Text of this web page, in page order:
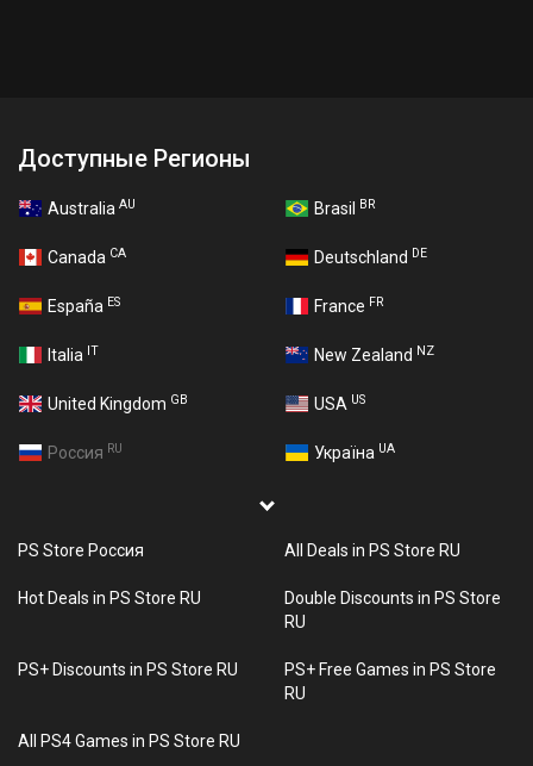
Доступные Регионы
Australia AU Brasil BR
Canada CA Deutschland DE
España ES France FR
Italia IT New Zealand NZ
United Kingdom GB USA US
Россия RU Україна UA
PS Store Россия All Deals in PS Store RU
Hot Deals in PS Store RU
Double Discounts in PS Store
RU
PS+ Discounts in PS Store RU
PS+ Free Games in PS Store
RU
All PS4 Games in PS Store RU